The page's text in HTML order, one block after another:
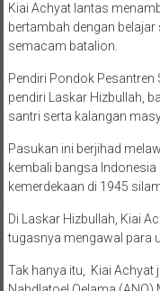
Kiai Achyat lantas
bertambah dengan
semacam batalion.
Pendiri Pondok
pendiri Laskar Hizbullah,
santri serta kalangan
Pasukan ini berjihad
kembali bangsa
kemerdekaan di 1945
Di Laskar Hizbullah, Kiai
tugasnya mengawal para
Tak hanya itu, Kiai Achyat